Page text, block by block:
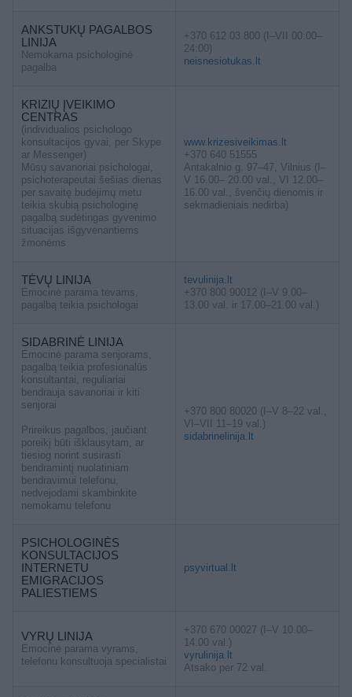
ANKSTUKŲ PAGALBOS
LINIJA
Nemokama psichologinė
pagalba
+370 612 03 800 (I–VII 00:00–
24:00)
neisnesiotukas.lt
KRIZIŲ ĮVEIKIMO
CENTRAS
(individualios psichologo
konsultacijos gyvai, per Skype
ar Messenger)
Mūsų savanoriai psichologai,
psichoterapeutai šešias dienas
per savaitę budėjimų metu
teikia skubią psichologinę
pagalbą sudėtingas gyvenimo
situacijas išgyvenantiems
žmonėms
www.krizesiveikimas.lt
+370 640 51555
Antakalnio g. 97–47, Vilnius (I–
V 16.00– 20.00 val., VI 12.00–
16.00 val., švenčių dienomis ir
sekmadieniais nedirba)
TĖVŲ LINIJA
Emocinė parama tėvams,
pagalbą teikia psichologai
tevulinija.lt
+370 800 90012 (I–V 9.00–
13.00 val. ir 17.00–21.00 val.)
SIDABRINĖ LINIJA
Emocinė parama senjorams,
pagalbą teikia profesionalūs
konsultantai, reguliariai
bendrauja savanoriai ir kiti
senjorai
Prireikus pagalbos, jaučiant
poreikį būti išklausytam, ar
tiesiog norint susirasti
bendramintį nuolatiniam
bendravimui telefonu,
nedvejodami skambinkite
nemokamu telefonu
+370 800 80020 (I–V 8–22 val.,
VI–VII 11–19 val.)
sidabrinelinija.lt
PSICHOLOGINĖS
KONSULTACIJOS
INTERNETU
EMIGRACIJOS
PALIESTIEMS
psyvirtual.lt
VYRŲ LINIJA
Emocinė parama vyrams,
telefonu konsultuoja specialistai
+370 670 00027 (I–V 10.00–
14.00 val.)
vyrulinija.lt
Atsako per 72 val.